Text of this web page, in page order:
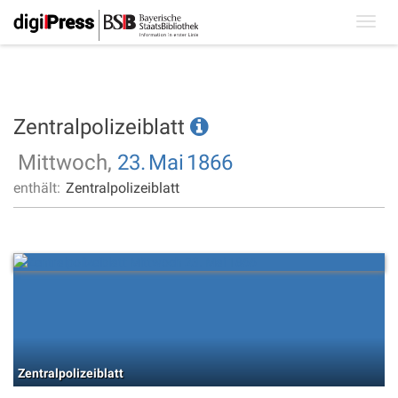
Zentralpolizeiblatt
Mittwoch, 23. Mai 1866
enthält: Zentralpolizeiblatt
Zentralpolizeiblatt